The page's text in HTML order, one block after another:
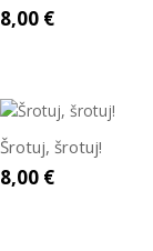
8,00 €
Šrotuj, šrotuj!
8,00 €